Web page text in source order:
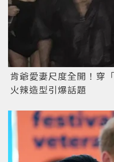
肯爺愛妻尺度全開！穿
火辣造型引爆話題